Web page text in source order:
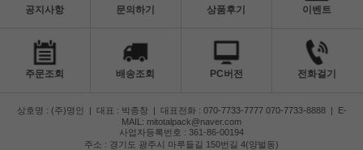
공지사항 문의하기 상품후기 이벤트
주문조회 배송조회 PC버전 전화걸기
상호명 : (주)명인 | 대표 : 박종창 | 대표전화 : 070-7733-7777 070-7733-8888 | E-
MAIL: mitotalpack@naver.com
사업자등록번호 : 361-86-00194
주소 : 경기도 광주시 마루들길 150번길 4(양벌동)